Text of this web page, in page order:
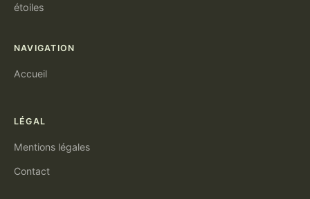
étoiles
NAVIGATION
Accueil
LÉGAL
Mentions légales
Contact